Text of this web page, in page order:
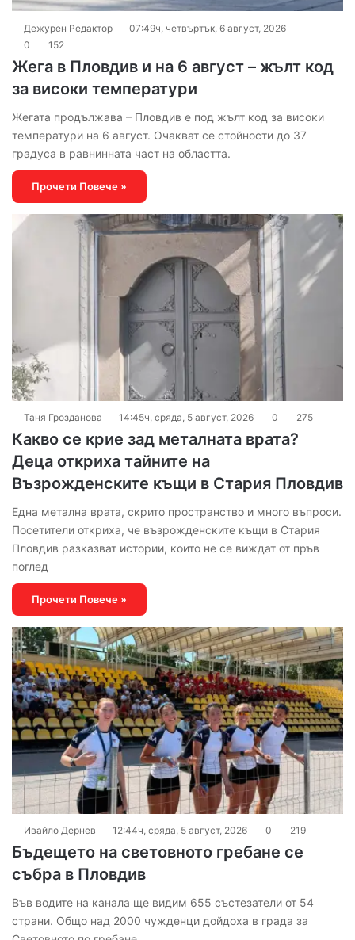
Дежурен Редактор
07:49ч, четвъртък, 6 август, 2026
0
152
Жега в Пловдив и на 6 август – жълт код
за високи температури
Жегата продължава – Пловдив е под жълт код за високи
температури на 6 август. Очакват се стойности до 37
градуса в равнинната част на областта.
Прочети Повече »
Таня Грозданова 14:45ч, сряда, 5 август, 2026 0 275
Какво се крие зад металната врата?
Деца откриха тайните на
Възрожденските къщи в Стария Пловдив
Една метална врата, скрито пространство и много въпроси.
Посетители откриха, че възрожденските къщи в Стария
Пловдив разказват истории, които не се виждат от пръв
поглед
Прочети Повече »
Ивайло Дернев 12:44ч, сряда, 5 август, 2026 0 219
Бъдещето на световното гребане се
събра в Пловдив
Във водите на канала ще видим 655 състезатели от 54
страни. Общо над 2000 чужденци дойдоха в града за